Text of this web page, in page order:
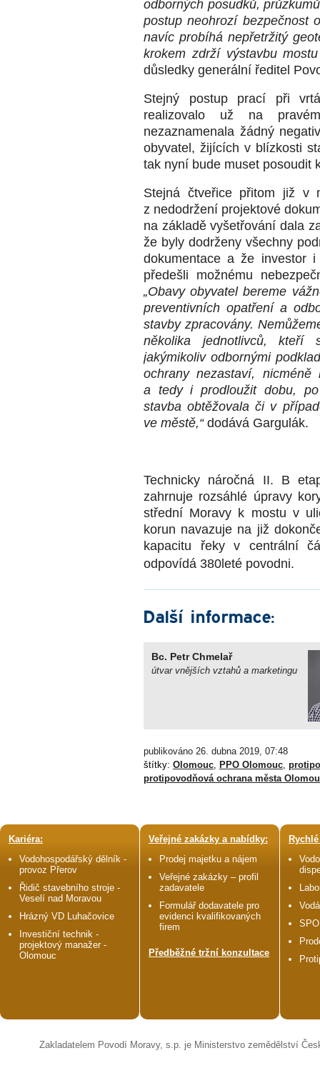
odborných posudků,
postup neohrozí bezpečnost
navíc probíhá nepřetržitý
krokem zdrží výstavbu
důsledky generální ředitel
Stejný postup prací při
realizovalo už na
nezaznamenala žádný
obyvatel, žijících v blízkosti
tak nyní bude muset posoudit
Stejná čtveřice přitom již v
z nedodržení projektové
na základě vyšetřování dala
že byly dodrženy všechny
dokumentace a že investor
předešli možnému
„Obavy obyvatel bereme
preventivních opatření a
stavby zpracovány.
několika jednotlivců, kteří
jakýmikoliv odbornými
ochrany nezastaví,
a tedy i prodloužit dobu,
stavba obtěžovala či v
ve městě,“dodává Gargulák.
Technicky náročná II. B
zahrnuje rozsáhlé úpravy
střední Moravy k mostu v
korun navazuje na již
kapacitu řeky v centrální
odpovídá 380leté povodni.
Další informace:
Bc. Petr Chmelař
útvar vnějších vztahů a marketingu
publikováno 26. dubna 2019, 07:48
štítky: Olomouc, PPO Olomouc,
protipovodňová ochrana města
Kariéra:
Vodohospodářský dělník -
provoz Přerov
Řidič stavebního stroje -
Veselí nad Moravou
Hrázný VD Luhačovice
Investiční technik -
projektový manažer -
Olomouc
Veřejné zakázky a nabídky:
Prodej majetku a nájem
Veřejné zakázky – profil
zadavatele
Formulář dodavatele pro
evidenci kvalifikovaných
firem
Předběžné tržní konzultace
Zakladatelem Povodí Moravy, s.p. je Ministerstvo zemědělství